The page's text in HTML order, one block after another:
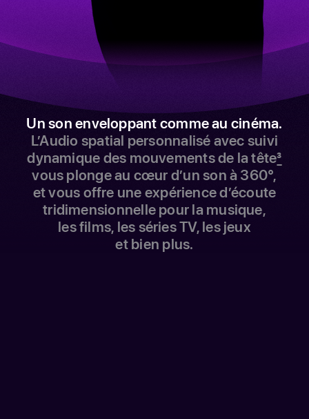
Un son enveloppant comme au cinéma.
L’Audio spatial personnalisé avec suivi
dynamique des mouvements de la tête3
vous plonge au cœur d’un son à 360°,
et vous offre une expérience d’écoute
tridimensionnelle pour la musique,
les films, les séries TV, les jeux
et bien plus.